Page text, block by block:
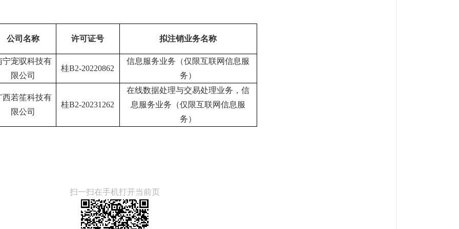
公司名称 许可证号 拟注销业务名称
宁宠驭科技有
限公司
桂B2-20220862
信息服务业务（仅限互联网信息服
务）
西若笙科技有
限公司
桂B2-20231262
在线数据处理与交易处理业务，信
息服务业务（仅限互联网信息服
务）
扫一扫在手机打开当前页